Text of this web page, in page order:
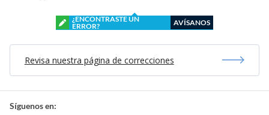
¿ENCONTRASTE UN
ERROR?
AVÍSANOS
Revisa nuestra página de correcciones
Síguenos en: